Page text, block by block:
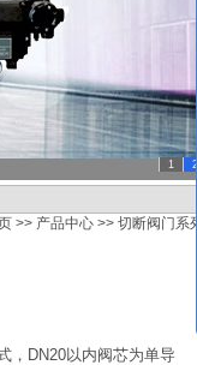
1 2
>> 产品中心 >> 切断阀门系列
，DN20以内阀芯为单导